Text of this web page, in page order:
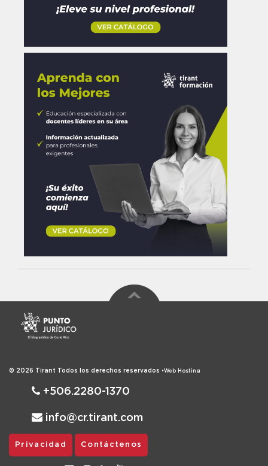
© 2026 Tirant Todos los derechos reservados •Web Hosting
+506.2280-1370
info@cr.tirant.com
Privacidad Contáctenos